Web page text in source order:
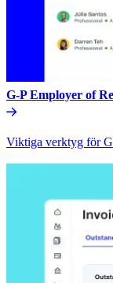
G-P Employer of
Viktiga verktyg för